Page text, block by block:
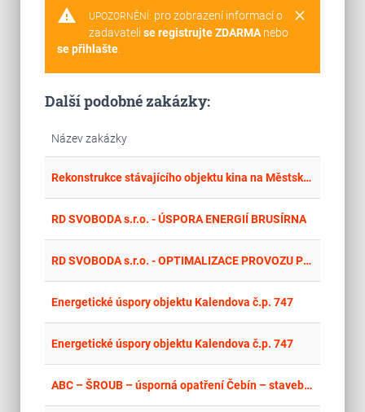
warning clear
UPOZORNĚNÍ: pro zobrazení informací o
zadavateli se registrujte ZDARMAnebo
se přihlašte.
Další podobné zakázky:
Název zakázky
Rekonstrukce stávajícího objektu kina na Městské divadlo - Vrchlabí
RD SVOBODA s.r.o. - ÚSPORA ENERGIÍ BRUSÍRNA
RD SVOBODA s.r.o. - OPTIMALIZACE PROVOZU PRO SNÍŽENÍ ENERGETICKÉ NÁROČNOSTI – PILNICE
Energetické úspory objektu Kalendova č.p. 747
Energetické úspory objektu Kalendova č.p. 747
ABC – ŠROUB – úsporná opatření Čebín – stavební práce II.